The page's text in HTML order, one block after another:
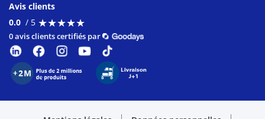
Avis clients
0.0 / 5 ★★★★★
★★★★★
0 avis clients certifiés par